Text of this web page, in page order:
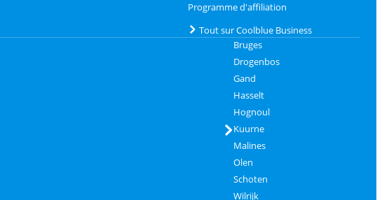
Programme d'affiliation
Tout sur Coolblue Business
Bruges
Drogenbos
Gand
Hasselt
Hognoul
Kuurne
Malines
Olen
Schoten
Wilrijk